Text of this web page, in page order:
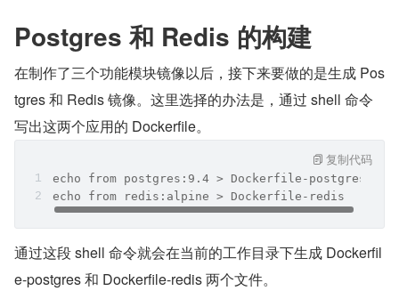
Postgres 和 Redis 的构建
在制作了三个功能模块镜像以后，接下来要做的是生成 Pos
tgres 和 Redis 镜像。这里选择的办法是，通过 shell 命令
写出这两个应用的 Dockerfile。
echo from postgres:9.4 > Dockerfile-postgres
echo from redis:alpine > Dockerfile-redis
复制代码
通过这段 shell 命令就会在当前的工作目录下生成 Dockerfil
e-postgres 和 Dockerfile-redis 两个文件。